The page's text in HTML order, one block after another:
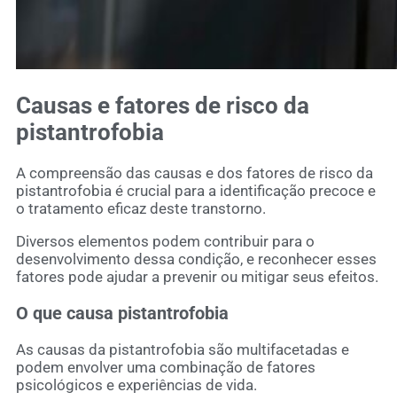
Causas e fatores de risco da
pistantrofobia
A compreensão das causas e dos fatores de risco da
pistantrofobia é crucial para a identificação precoce e
o tratamento eficaz deste transtorno.
Diversos elementos podem contribuir para o
desenvolvimento dessa condição, e reconhecer esses
fatores pode ajudar a prevenir ou mitigar seus efeitos.
O que causa pistantrofobia
As causas da pistantrofobia são multifacetadas e
podem envolver uma combinação de fatores
psicológicos e experiências de vida.